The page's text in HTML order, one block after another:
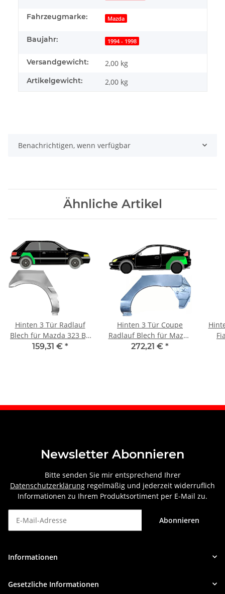
Fahrzeugmarke: Mazda
Baujahr: 1994 - 1998
Versandgewicht: 2,00 kg
Artikelgewicht: 2,00 kg
Benachrichtigen, wenn verfügbar
Ähnliche Artikel
Hinten 3 Tür Radlauf
Blech für Mazda 323 Bg
1989 - 1994 rechts
159,31 € *
Hinten 3 Tür Coupe
Radlauf Blech für Mazda
323c Bh 1994 - 1998
272,21 € *
Newsletter Abonnieren
Bitte senden Sie mir entsprechend Ihrer
Datenschutzerklärung regelmäßig und jederzeit widerruflich
Informationen zu Ihrem Produktsortiment per E-Mail zu.
Abonnieren
Informationen
Gesetzliche Informationen